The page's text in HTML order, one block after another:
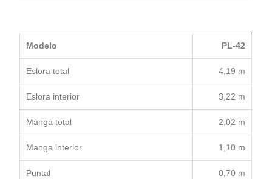
Modelo PL-42
Eslora total 4,19 m
Eslora interior 3,22 m
Manga total 2,02 m
Manga interior 1,10 m
Puntal 0,70 m